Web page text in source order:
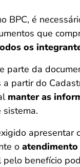
BPC, é
que
os
parte da
partir do
manter as
sistema.
apresentar
o
benefício